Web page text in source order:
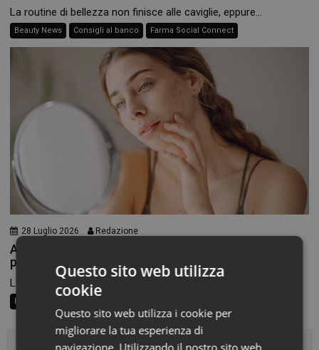
La routine di bellezza non finisce alle caviglie, eppure...
Beauty News Consigli al banco Farma Social Connect
28 Luglio 2026 Redazione
Acne, una fase passeggera? E se fosse molto di
più?
L’acne è una patologia infiammatoria cronica che colpisce in...
Pillole di bellezza
Questo sito web utilizza
cookie
Questo sito web utilizza i cookie per
migliorare la tua esperienza di
navigazione. Utilizzando il nostro sito web